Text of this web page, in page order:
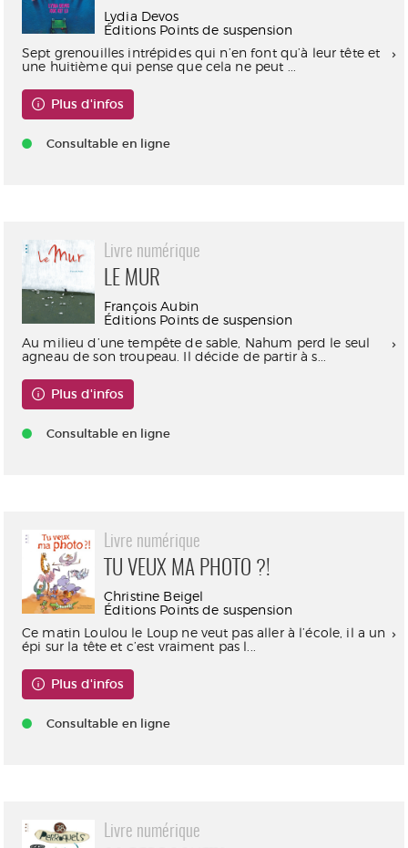
Lydia Devos
Éditions Points de suspension
Sept grenouilles intrépides qui n’en font qu’à leur tête et
une huitième qui pense que cela ne peut ...
Plus d'infos
Consultable en ligne
Livre numérique
LE MUR
François Aubin
Éditions Points de suspension
Au milieu d’une tempête de sable, Nahum perd le seul
agneau de son troupeau. Il décide de partir à s...
Plus d'infos
Consultable en ligne
Livre numérique
TU VEUX MA PHOTO ?!
Christine Beigel
Éditions Points de suspension
Ce matin Loulou le Loup ne veut pas aller à l’école, il a un
épi sur la tête et c’est vraiment pas l...
Plus d'infos
Consultable en ligne
Livre numérique